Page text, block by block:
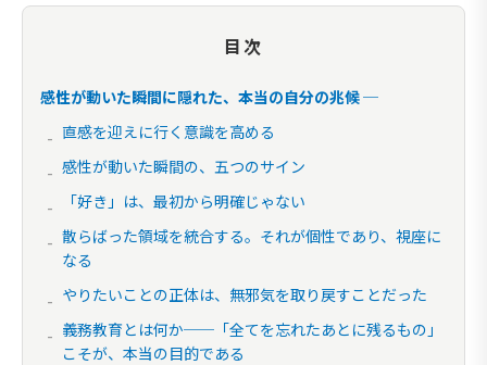
目次
感性が動いた瞬間に隠れた、本当の自分の兆候 ─
直感を迎えに行く意識を高める
感性が動いた瞬間の、五つのサイン
「好き」は、最初から明確じゃない
散らばった領域を統合する。それが個性であり、視座に
なる
やりたいことの正体は、無邪気を取り戻すことだった
義務教育とは何か──「全てを忘れたあとに残るもの」
こそが、本当の目的である